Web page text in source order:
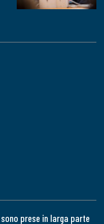
prese in larga parte